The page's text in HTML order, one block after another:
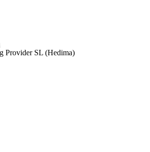
Provider SL (Hedima)